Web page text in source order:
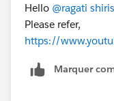
Hello @ragati
Please refer,
https://
Marquer